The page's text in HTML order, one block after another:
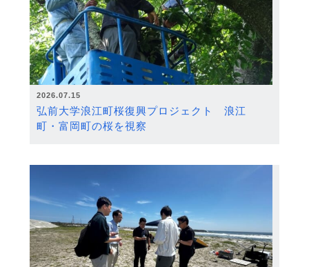
2026.07.15
弘前大学浪江町桜復興プロジェクト 浪江
町・富岡町の桜を視察